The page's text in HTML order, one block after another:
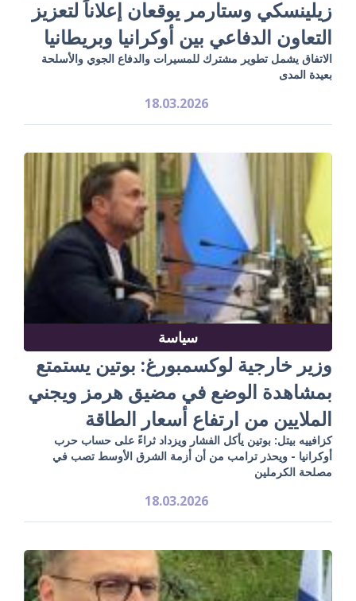
زيلينسكي وستارمر يوقعان إعلاناً لتعزيز
التعاون الدفاعي بين أوكرانيا وبريطانيا
الاتفاق يشمل تطوير مشترك للمسيرات والدفاع الجوي والأسلحة
بعيدة المدى
18.03.2026
سياسة
وزير خارجية لوكسمبورغ: بوتين يستمتع
بمشاهدة الوضع في مضيق هرمز ويجني
الملايين من ارتفاع أسعار الطاقة
كزافييه بيتل: بوتين يأكل الفشار ويزداد ثراءً على حساب حرب
أوكرانيا - ويحذر ترامب من أن أزمة الشرق الأوسط تصب في
مصلحة الكرملين
18.03.2026